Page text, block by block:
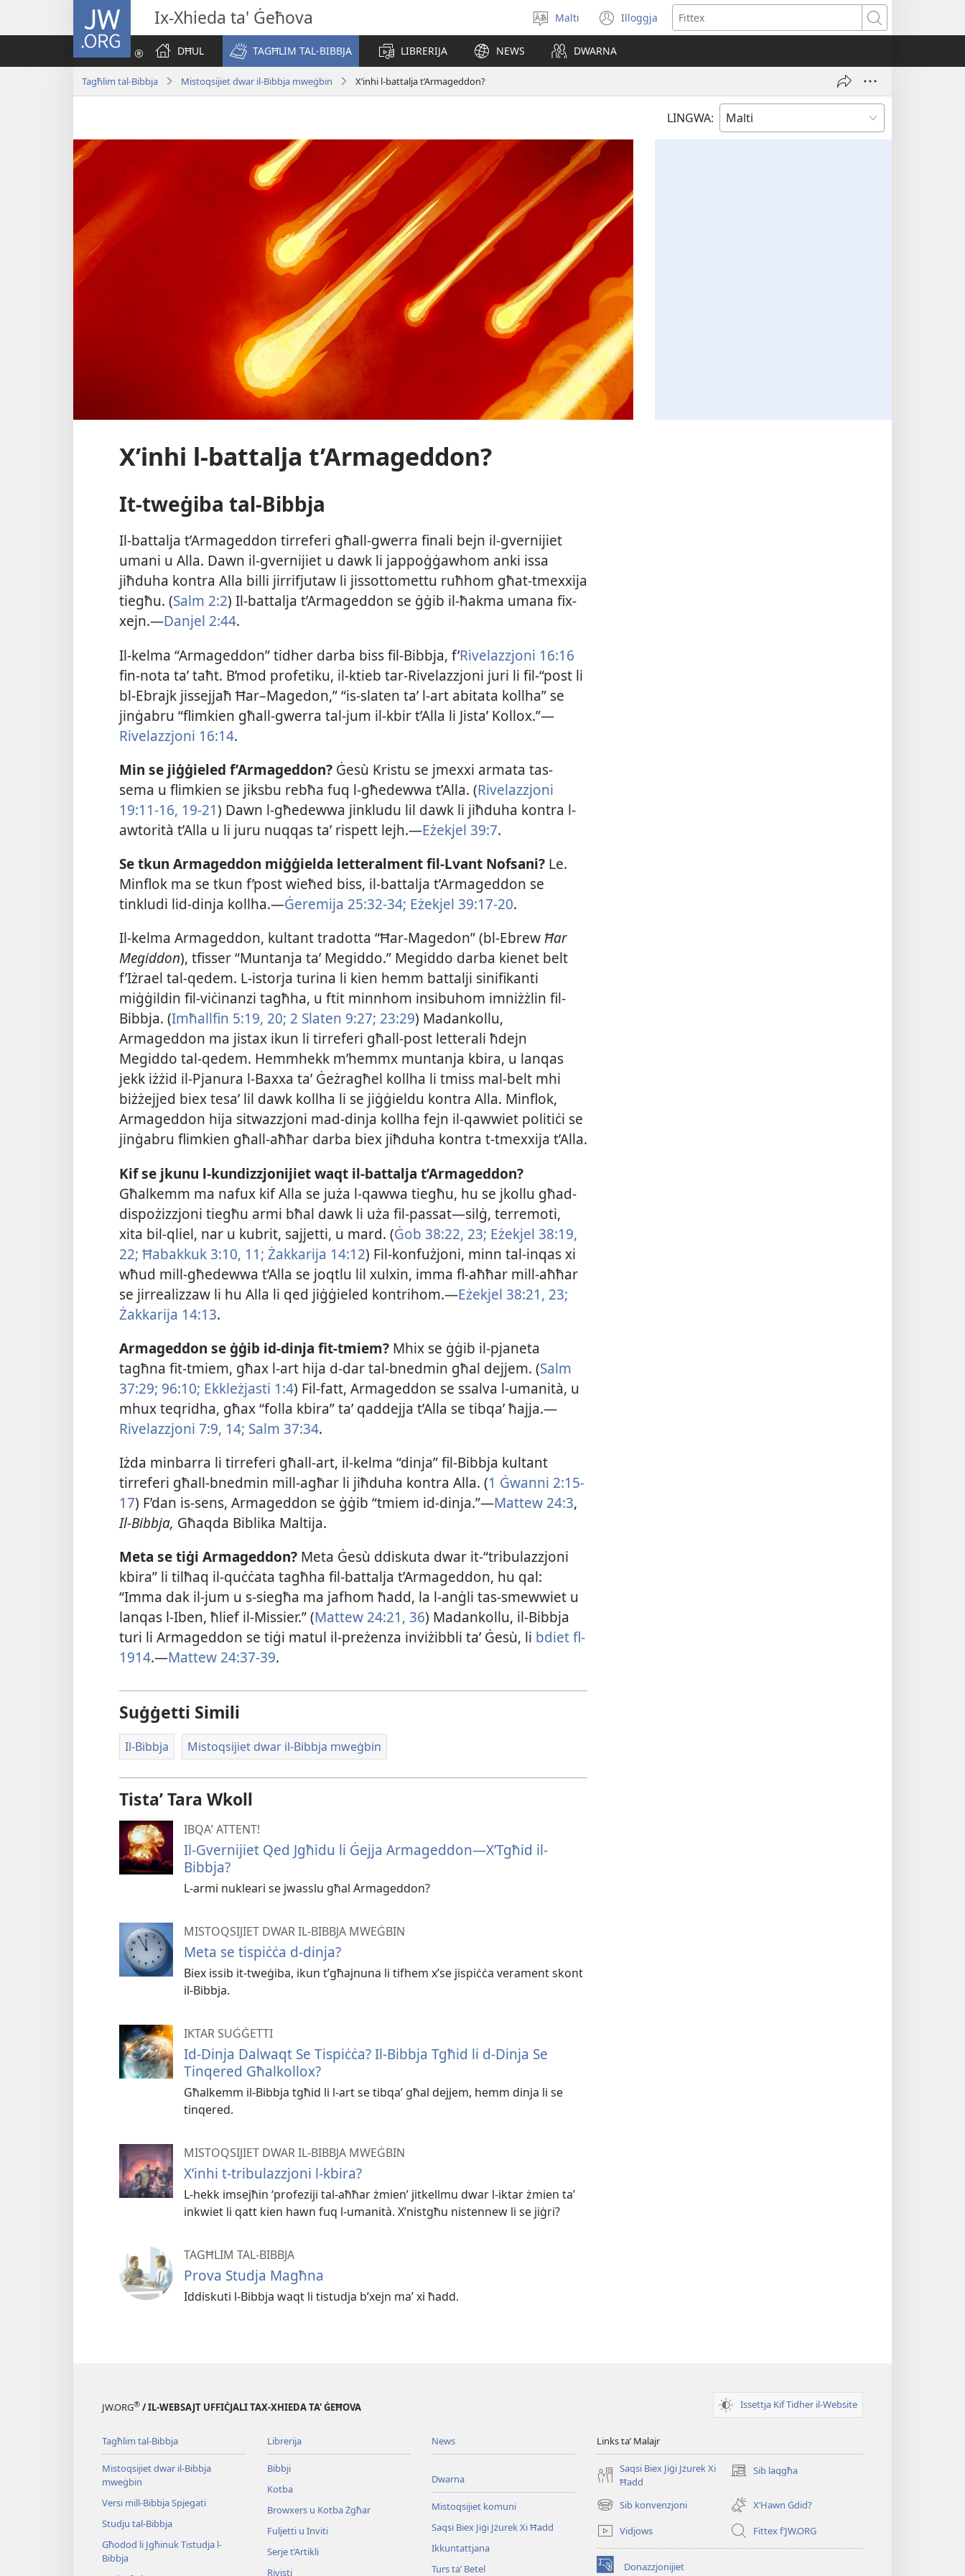
JW.ORG Ix-Xhieda ta' Ġeħova
Agħżel
il-
lingwa
Malti Illoggja
(opens
new
Fittex
DĦUL
TAGĦLIM TAL-BIBBJA LIBRERIJA NEWS DWARNA
Tagħlim tal-Bibbja Mistoqsijiet dwar il-Bibbja mweġbin X’inhi l-battalja t’Armageddon?
LINGWA:
X’inhi l-battalja t’Armageddon?
It-​tweġiba tal-​Bibbja
Il-​battalja t’Armageddon tirreferi għall-​gwerra finali bejn il-​gvernijiet
umani u Alla. Dawn il-​gvernijiet u dawk li jappoġġawhom anki issa
jiħduha kontra Alla billi jirrifjutaw li jissottomettu ruħhom għat-​tmexxija
tiegħu. (Salm 2:2) Il-​battalja t’Armageddon se ġġib il-​ħakma umana fix-​
xejn.—Danjel 2:44.
Il-​kelma “Armageddon” tidher darba biss fil-​Bibbja, f’​Rivelazzjoni 16:16
fin-​nota taʼ taħt. B’mod profetiku, il-​ktieb tar-​Rivelazzjoni juri li fil-​“post li
bl-​Ebrajk jissejjaħ Ħar–Magedon,” “is-​slaten taʼ l-​art abitata kollha” se
jinġabru “flimkien għall-​gwerra tal-​jum il-​kbir t’Alla li Jistaʼ Kollox.”—
Rivelazzjoni 16:14.
Min se jiġġieled f’Armageddon? Ġesù Kristu se jmexxi armata tas-​
sema u flimkien se jiksbu rebħa fuq l-​għedewwa t’Alla. (Rivelazzjoni
19:11-​16, 19-​21) Dawn l-​għedewwa jinkludu lil dawk li jiħduha kontra l-​
awtorità t’Alla u li juru nuqqas ta’ rispett lejh.—Eżekjel 39:7.
Se tkun Armageddon miġġielda letteralment fil-​Lvant Nofsani? Le.
Minflok ma se tkun f’post wieħed biss, il-​battalja t’Armageddon se
tinkludi lid-​dinja kollha.—Ġeremija 25:32-​34; Eżekjel 39:17-​20.
Il-​kelma Armageddon, kultant tradotta “Ħar-​Magedon” (bl-​EbrewĦar
Megiddon), tfisser “Muntanja taʼ Megiddo.” Megiddo darba kienet belt
f’Iżrael tal-​qedem. L-​istorja turina li kien hemm battalji sinifikanti
miġġildin fil-​viċinanzi tagħha, u ftit minnhom insibuhom imniżżlin fil-​
Bibbja. (Imħallfin 5:19, 20; 2 Slaten 9:27; 23:29) Madankollu,
Armageddon ma jistax ikun li tirreferi għall-​post letterali ħdejn
Megiddo tal-​qedem. Hemmhekk m’hemmx muntanja kbira, u lanqas
jekk iżżid il-​Pjanura l-​Baxxa taʼ Ġeżragħel kollha li tmiss mal-​belt mhi
biżżejjed biex tesaʼ lil dawk kollha li se jiġġieldu kontra Alla. Minflok,
Armageddon hija sitwazzjoni mad-​dinja kollha fejn il-​qawwiet politiċi se
jinġabru flimkien għall-​aħħar darba biex jiħduha kontra t-​tmexxija t’Alla.
Kif se jkunu l-​kundizzjonijiet waqt il-​battalja t’Armageddon?
Għalkemm ma nafux kif Alla se juża l-​qawwa tiegħu, hu se jkollu għad-​
dispożizzjoni tiegħu armi bħal dawk li uża fil-​passat—silġ, terremoti,
xita bil-​qliel, nar u kubrit, sajjetti, u mard. (Ġob 38:22, 23; Eżekjel 38:19,
22; Ħabakkuk 3:10, 11; Żakkarija 14:12) Fil-​konfużjoni, minn tal-​inqas xi
wħud mill-​għedewwa t’Alla se joqtlu lil xulxin, imma fl-​aħħar mill-​aħħar
se jirrealizzaw li hu Alla li qed jiġġieled kontrihom.—Eżekjel 38:21, 23;
Żakkarija 14:13.
Armageddon se ġġib id-​dinja fit-​tmiem? Mhix se ġġib il-​pjaneta
tagħna fit-​tmiem, għax l-​art hija d-​dar tal-​bnedmin għal dejjem. (Salm
37:29; 96:10; Ekkleżjasti 1:4) Fil-​fatt, Armageddon se ssalva l-​umanità, u
mhux teqridha, għax “folla kbira” ta’ qaddejja t’Alla se tibqaʼ ħajja.—
Rivelazzjoni 7:9, 14; Salm 37:34.
Iżda minbarra li tirreferi għall-​art, il-​kelma “dinja” fil-​Bibbja kultant
tirreferi għall-​bnedmin mill-​agħar li jiħduha kontra Alla. (1 Ġwanni 2:15-​
17) F’dan is-​sens, Armageddon se ġġib “tmiem id-​dinja.”—Mattew 24:3,
Il-​Bibbja, Għaqda Biblika Maltija.
Meta se tiġi Armageddon? Meta Ġesù ddiskuta dwar it-​“tribulazzjoni
kbira” li tilħaq il-​quċċata tagħha fil-​battalja t’Armageddon, hu qal:
“Imma dak il-​jum u s-​siegħa ma jafhom ħadd, la l-​anġli tas-​smewwiet u
lanqas l-​Iben, ħlief il-​Missier.” (Mattew 24:21, 36) Madankollu, il-​Bibbja
turi li Armageddon se tiġi matul il-​preżenza inviżibbli ta’ Ġesù, li bdiet fl-​
1914.—Mattew 24:37-​39.
Suġġetti Simili
Il-Bibbja Mistoqsijiet dwar il-Bibbja mweġbin
Tistaʼ Tara Wkoll
IBQAʼ ATTENT!
Il-Gvernijiet Qed Jgħidu li Ġejja Armageddon—X’Tgħid il-
Bibbja?
L-armi nukleari se jwasslu għal Armageddon?
MISTOQSIJIET DWAR IL-BIBBJA MWEĠBIN
Meta se tispiċċa d⁠-⁠dinja?
Biex issib it-tweġiba, ikun t’għajnuna li tifhem x’se jispiċċa verament skont
il-Bibbja.
IKTAR SUĠĠETTI
Id-Dinja Dalwaqt Se Tispiċċa? Il-Bibbja Tgħid li d-Dinja Se
Tinqered Għalkollox?
Għalkemm il-Bibbja tgħid li l-art se tibqaʼ għal dejjem, hemm dinja li se
tinqered.
MISTOQSIJIET DWAR IL-BIBBJA MWEĠBIN
X’inhi t-​tribulazzjoni l-​kbira?
L-​hekk imsejħin ‘profeziji tal-​aħħar żmien’ jitkellmu dwar l-​iktar żmien taʼ
inkwiet li qatt kien hawn fuq l-​umanità. X’nistgħu nistennew li se jiġri?
TAGĦLIM TAL-BIBBJA
Prova Studja Magħna
Iddiskuti l-Bibbja waqt li tistudja b’xejn maʼ xi ħadd.
JW.ORG® / IL-WEBSAJT UFFIĊJALI TAX-XHIEDA TA' ĠEĦOVA Issettja Kif Tidher il-Website
Tagħlim tal-Bibbja
Mistoqsijiet dwar il-Bibbja
mweġbin
Versi mill-Bibbja Spjegati
Studju tal-Bibbja
Għodod li Jgħinuk Tistudja l-
Bibbja
Librerija
Bibbji
Kotba
Browxers u Kotba Żgħar
Fuljetti u Inviti
Serje t’Artikli
Rivisti
News
Dwarna
Mistoqsijiet komuni
Saqsi Biex Jiġi Jżurek Xi Ħadd
Ikkuntattjana
Turs taʼ Betel
Links taʼ Malajr
Saqsi Biex Jiġi Jżurek Xi
Ħadd
Sib laqgħa
(opens
window)
Sib konvenzjoni
(opens
new
window)
X’Hawn Ġdid?
Vidjows
Fittex f’JW.ORG
Donazzjonijiet
(opens